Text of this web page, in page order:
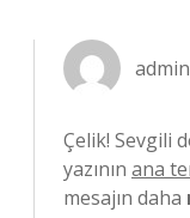
admin
Çelik! Sevgili
yazının ana
mesajın daha